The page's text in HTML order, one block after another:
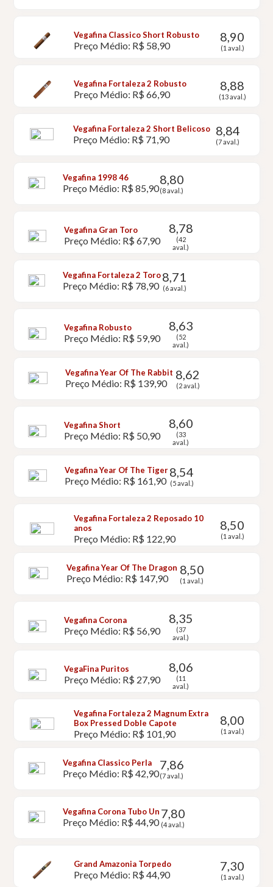
Vegafina Classico Short Robusto
Preço Médio: R$ 58,90
8,90
(1 aval.)
Vegafina Fortaleza 2 Robusto
Preço Médio: R$ 66,90
8,88
(13 aval.)
Vegafina Fortaleza 2 Short Belicoso
Preço Médio: R$ 71,90
8,84
(7 aval.)
Vegafina 1998 46
Preço Médio: R$ 85,90
8,80
(8 aval.)
Vegafina Gran Toro
Preço Médio: R$ 67,90
8,78
(42
aval.)
Vegafina Fortaleza 2 Toro
Preço Médio: R$ 78,90
8,71
(6 aval.)
Vegafina Robusto
Preço Médio: R$ 59,90
8,63
(52
aval.)
Vegafina Year Of The Rabbit
Preço Médio: R$ 139,90
8,62
(2 aval.)
Vegafina Short
Preço Médio: R$ 50,90
8,60
(33
aval.)
Vegafina Year Of The Tiger
Preço Médio: R$ 161,90
8,54
(5 aval.)
Vegafina Fortaleza 2 Reposado 10
anos
Preço Médio: R$ 122,90
8,50
(1 aval.)
Vegafina Year Of The Dragon
Preço Médio: R$ 147,90
8,50
(1 aval.)
Vegafina Corona
Preço Médio: R$ 56,90
8,35
(37
aval.)
VegaFina Puritos
Preço Médio: R$ 27,90
8,06
(11
aval.)
Vegafina Fortaleza 2 Magnum Extra
Box Pressed Doble Capote
Preço Médio: R$ 101,90
8,00
(1 aval.)
Vegafina Classico Perla
Preço Médio: R$ 42,90
7,86
(7 aval.)
Vegafina Corona Tubo Un
Preço Médio: R$ 44,90
7,80
(4 aval.)
Grand Amazonia Torpedo
Preço Médio: R$ 44,90
7,30
(1 aval.)